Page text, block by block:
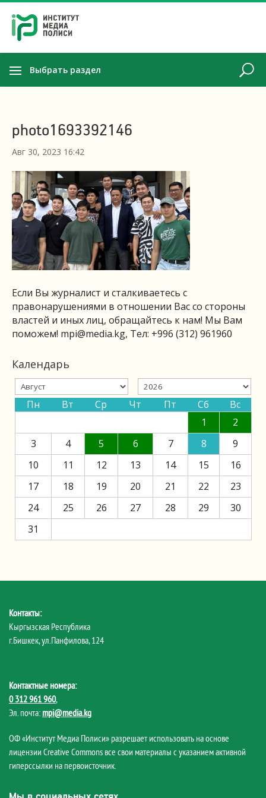
Выбрать раздел
photo1693392146
Авг 30, 2023 16:42
Если Вы журналист и сталкиваетесь с
правонарушениями в отношении Вас со стороны
властей и иных лиц, обращайтесь к нам! Мы Вам
поможем! mpi@media.kg, Тел: +996 (312) 961960
Календарь
Пн Вт Ср Чт Пт Сб
Вс
1
2
3
4 5 6 7 8
9
10
11 12 13 14 15
16
17
18 19 20 21 22
23
24
25 26 27 28 29
30
31
Контакты:
Кыргызская Республика
г.Бишкек, ул.Панфилова, 124
Контактные номера:
0 312 961 960,
Эл. почта: mpi@media.kg
ОФ «Институт Медиа Полиси» разрешает использовать на основе
лицензии Creative Commons все свои материалы с указанием активной
гиперссылки на первоисточник.